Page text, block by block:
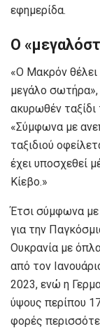
εφημερίδα.
Ο
«Ο Μακρόν θέλει
μεγάλο σωτήρα»,
ακυρωθέν
«Σύμφωνα με
ταξιδιού
έχει υποσχεθεί
Κίεβο.»
Έτσι σύμφωνα με
για την
Ουκρανία με
από τον
2023, ενώ η
ύψους περίπου
φορές